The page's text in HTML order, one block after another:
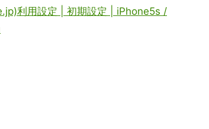
利用設定 | 初期設定 | iPhone5s /